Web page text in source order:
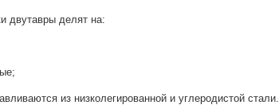
двутавры делят на:
из низколегированной и углеродистой стали.